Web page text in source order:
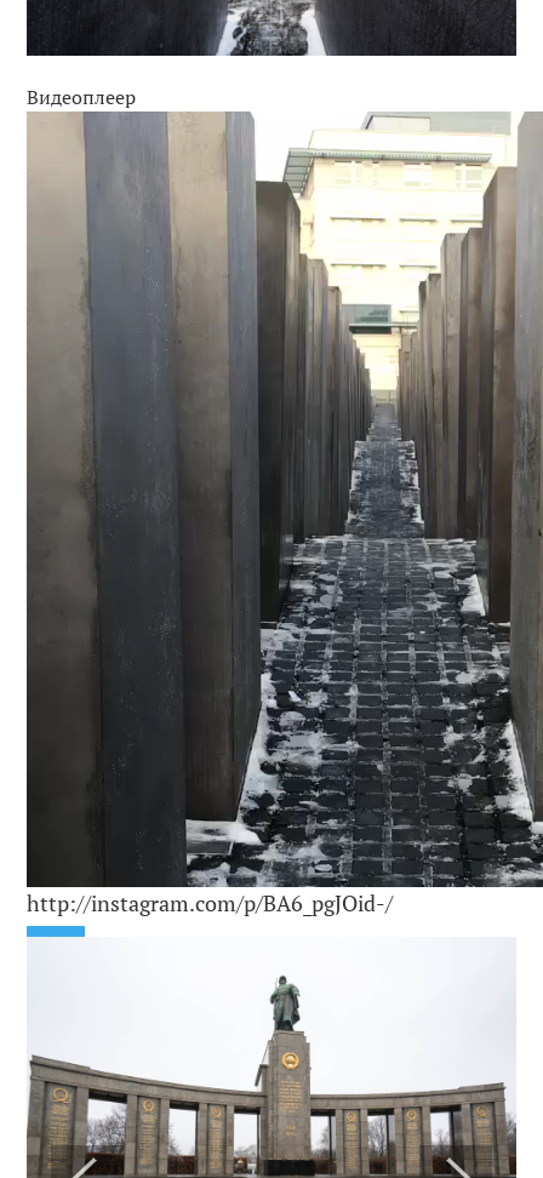
Видеоплеер
http://instagram.com/p/BA6_pgJOid-/